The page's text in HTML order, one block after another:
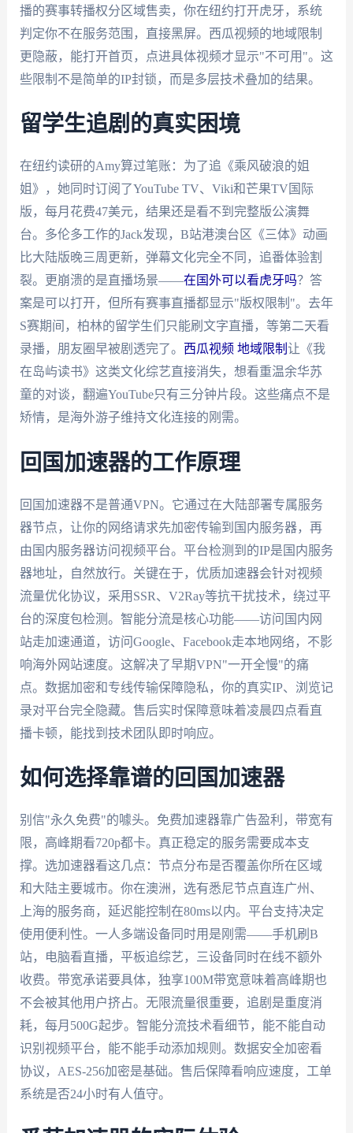
播的赛事转播权分区域售卖，你在纽约打开虎牙，系统
判定你不在服务范围，直接黑屏。西瓜视频的地域限制
更隐蔽，能打开首页，点进具体视频才显示"不可用"。这
些限制不是简单的IP封锁，而是多层技术叠加的结果。
留学生追剧的真实困境
在纽约读研的Amy算过笔账：为了追《乘风破浪的姐
姐》，她同时订阅了YouTube TV、Viki和芒果TV国际
版，每月花费47美元，结果还是看不到完整版公演舞
台。多伦多工作的Jack发现，B站港澳台区《三体》动画
比大陆版晚三周更新，弹幕文化完全不同，追番体验割
裂。更崩溃的是直播场景——在国外可以看虎牙吗？答
案是可以打开，但所有赛事直播都显示"版权限制"。去年
S赛期间，柏林的留学生们只能刷文字直播，等第二天看
录播，朋友圈早被剧透完了。 西瓜视频 地域限制 让《我
在岛屿读书》这类文化综艺直接消失，想看重温余华苏
童的对谈，翻遍YouTube只有三分钟片段。这些痛点不是
矫情，是海外游子维持文化连接的刚需。
回国加速器的工作原理
回国加速器不是普通VPN。它通过在大陆部署专属服务
器节点，让你的网络请求先加密传输到国内服务器，再
由国内服务器访问视频平台。平台检测到的IP是国内服务
器地址，自然放行。关键在于，优质加速器会针对视频
流量优化协议，采用SSR、V2Ray等抗干扰技术，绕过平
台的深度包检测。智能分流是核心功能——访问国内网
站走加速通道，访问Google、Facebook走本地网络，不影
响海外网站速度。这解决了早期VPN"一开全慢"的痛
点。数据加密和专线传输保障隐私，你的真实IP、浏览记
录对平台完全隐藏。售后实时保障意味着凌晨四点看直
播卡顿，能找到技术团队即时响应。
如何选择靠谱的回国加速器
别信"永久免费"的噱头。免费加速器靠广告盈利，带宽有
限，高峰期看720p都卡。真正稳定的服务需要成本支
撑。选加速器看这几点：节点分布是否覆盖你所在区域
和大陆主要城市。你在澳洲，选有悉尼节点直连广州、
上海的服务商，延迟能控制在80ms以内。平台支持决定
使用便利性。一人多端设备同时用是刚需——手机刷B
站，电脑看直播，平板追综艺，三设备同时在线不额外
收费。带宽承诺要具体，独享100M带宽意味着高峰期也
不会被其他用户挤占。无限流量很重要，追剧是重度消
耗，每月500G起步。智能分流技术看细节，能不能自动
识别视频平台，能不能手动添加规则。数据安全加密看
协议，AES-256加密是基础。售后保障看响应速度，工单
系统是否24小时有人值守。